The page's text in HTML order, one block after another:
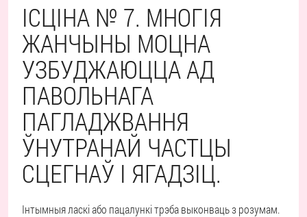
ІСЦІНА № 7. МНОГІЯ
ЖАНЧЫНЫ МОЦНА
УЗБУДЖАЮЦЦА АД
ПАВОЛЬНАГА
ПАГЛАДЖВАННЯ
ЎНУТРАНАЙ ЧАСТЦЫ
СЦЕГНАЎ І ЯГАДЗІЦ.
Інтымныя ласкі або пацалункі трэба выконваць з розумам.